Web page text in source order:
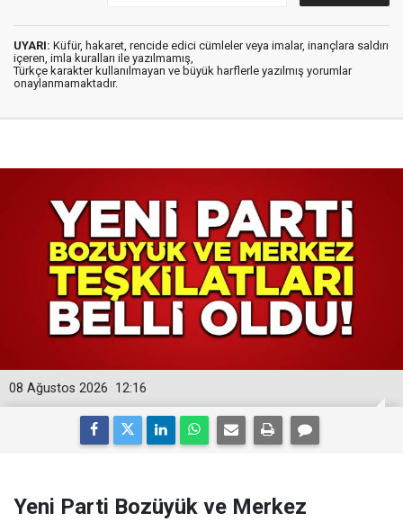
UYARI: Küfür, hakaret, rencide edici cümleler veya imalar, inançlara saldırı
içeren, imla kuralları ile yazılmamış,
Türkçe karakter kullanılmayan ve büyük harflerle yazılmış yorumlar
onaylanmamaktadır.
12:16
08 Ağustos 2026
Yeni Parti Bozüyük ve Merkez